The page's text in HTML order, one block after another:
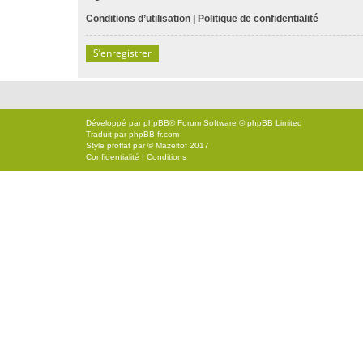
Conditions d’utilisation | Politique de confidentialité
S’enregistrer
Développé parphpBB® Forum Software © phpBB Limited
Traduit parphpBB-fr.com
Style proflat par ©Mazeltof 2017
Confidentialité | Conditions